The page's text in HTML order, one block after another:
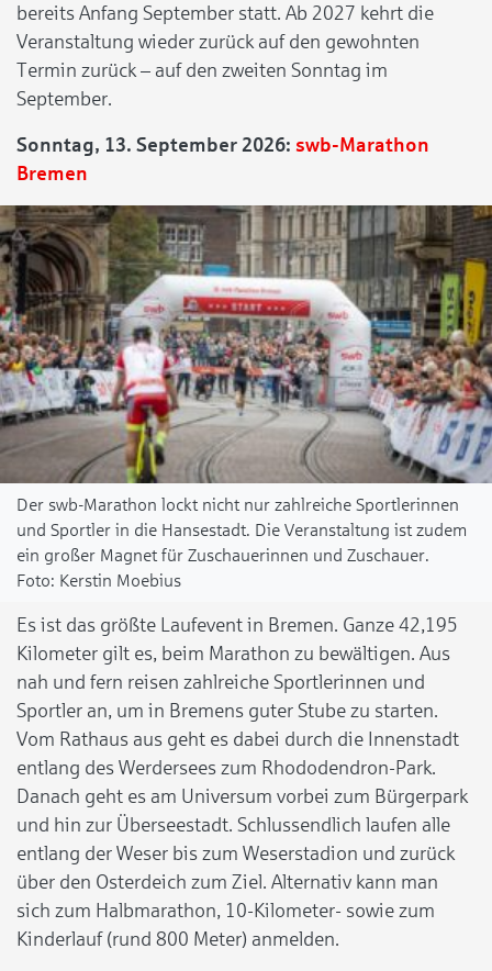
bereits Anfang September statt. Ab 2027 kehrt die
Veranstaltung wieder zurück auf den gewohnten
Termin zurück – auf den zweiten Sonntag im
September.
Sonntag, 13. September 2026: swb-Marathon
Bremen
Der swb-Marathon lockt nicht nur zahlreiche Sportlerinnen
und Sportler in die Hansestadt. Die Veranstaltung ist zudem
ein großer Magnet für Zuschauerinnen und Zuschauer.
Kerstin Moebius
Es ist das größte Laufevent in Bremen. Ganze 42,195
Kilometer gilt es, beim Marathon zu bewältigen. Aus
nah und fern reisen zahlreiche Sportlerinnen und
Sportler an, um in Bremens guter Stube zu starten.
Vom Rathaus aus geht es dabei durch die Innenstadt
entlang des Werdersees zum Rhododendron-Park.
Danach geht es am Universum vorbei zum Bürgerpark
und hin zur Überseestadt. Schlussendlich laufen alle
entlang der Weser bis zum Weserstadion und zurück
über den Osterdeich zum Ziel. Alternativ kann man
sich zum Halbmarathon, 10-Kilometer- sowie zum
Kinderlauf (rund 800 Meter) anmelden.